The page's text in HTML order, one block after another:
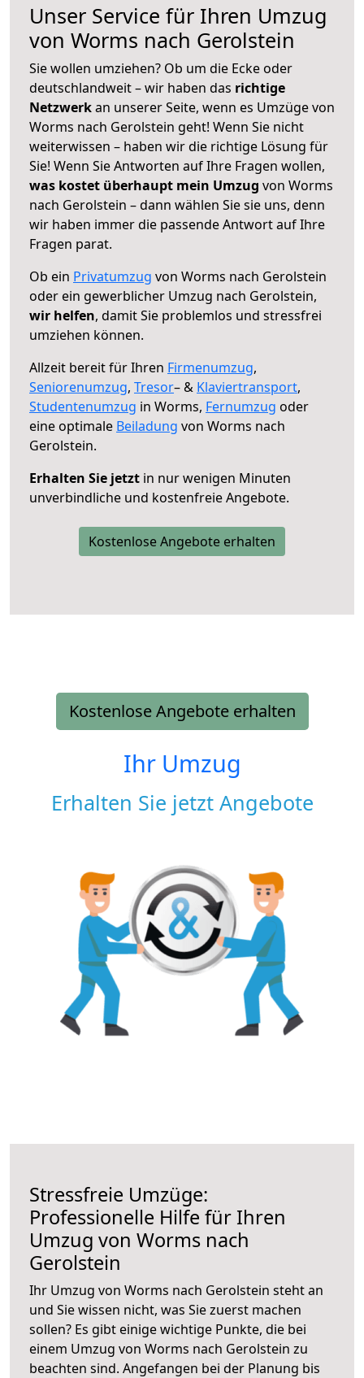
Unser Service für Ihren Umzug
von Worms nach Gerolstein
Sie wollen umziehen? Ob um die Ecke oder
deutschlandweit – wir haben das richtige
Netzwerkan unserer Seite, wenn es Umzüge von
Worms nach Gerolstein geht! Wenn Sie nicht
weiterwissen – haben wir die richtige Lösung für
Sie! Wenn Sie Antworten auf Ihre Fragen wollen,
was kostet überhaupt mein Umzug von Worms
nach Gerolstein – dann wählen Sie sie uns, denn
wir haben immer die passende Antwort auf Ihre
Fragen parat.
Ob ein Privatumzug von Worms nach Gerolstein
oder ein gewerblicher Umzug nach Gerolstein,
wir helfen, damit Sie problemlos und stressfrei
umziehen können.
Allzeit bereit für Ihren Firmenumzug,
Seniorenumzug, Tresor– & Klaviertransport,
Studentenumzug in Worms, Fernumzug oder
eine optimale Beiladung von Worms nach
Gerolstein.
Erhalten Sie jetzt in nur wenigen Minuten
unverbindliche und kostenfreie Angebote.
Kostenlose Angebote erhalten
Kostenlose Angebote erhalten
Ihr Umzug
Erhalten Sie jetzt Angebote
Stressfreie Umzüge:
Professionelle Hilfe für Ihren
Umzug von Worms nach
Gerolstein
Ihr Umzug von Worms nach Gerolstein steht an
und Sie wissen nicht, was Sie zuerst machen
sollen? Es gibt einige wichtige Punkte, die bei
einem Umzug von Worms nach Gerolstein zu
beachten sind. Angefangen bei der Planung bis